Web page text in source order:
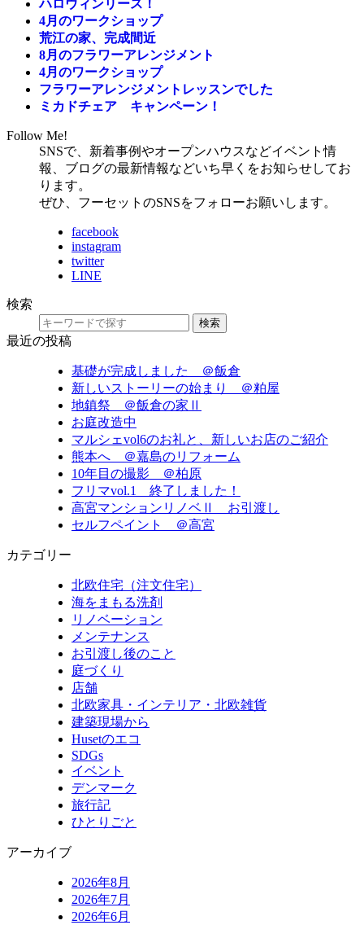
ハロウィンリース！
4月のワークショップ
荒江の家、完成間近
8月のフラワーアレンジメント
4月のワークショップ
フラワーアレンジメントレッスンでした
ミカドチェア キャンペーン！
Follow Me!
SNSで、新着事例やオープンハウスなどイベント情
報、ブログの最新情報などいち早くをお知らせしてお
ります。
ぜひ、フーセットのSNSをフォローお願いします。
facebook
instagram
twitter
LINE
検索
検索
最近の投稿
基礎が完成しました ＠飯倉
新しいストーリーの始まり ＠粕屋
地鎮祭 ＠飯倉の家Ⅱ
お庭改造中
マルシェvol6のお礼と、新しいお店のご紹介
熊本へ ＠嘉島のリフォーム
10年目の撮影 ＠柏原
フリマvol.1 終了しました！
高宮マンションリノベⅡ お引渡し
セルフペイント ＠高宮
カテゴリー
北欧住宅（注文住宅）
海をまもる洗剤
リノベーション
メンテナンス
お引渡し後のこと
庭づくり
店舗
北欧家具・インテリア・北欧雑貨
建築現場から
Husetのエコ
SDGs
イベント
デンマーク
旅行記
ひとりごと
アーカイブ
2026年8月
2026年7月
2026年6月